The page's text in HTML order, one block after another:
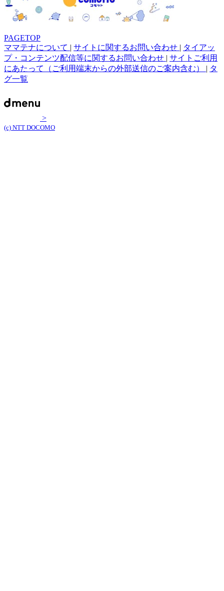
PAGETOP
ママテナについて | サイトに関するお問い合わせ | タイアッ
プ・コンテンツ配信等に関するお問い合わせ | サイトご利用
にあたって（ご利用端末からの外部送信のご案内含む） | タ
グ一覧
>
(c) NTT DOCOMO